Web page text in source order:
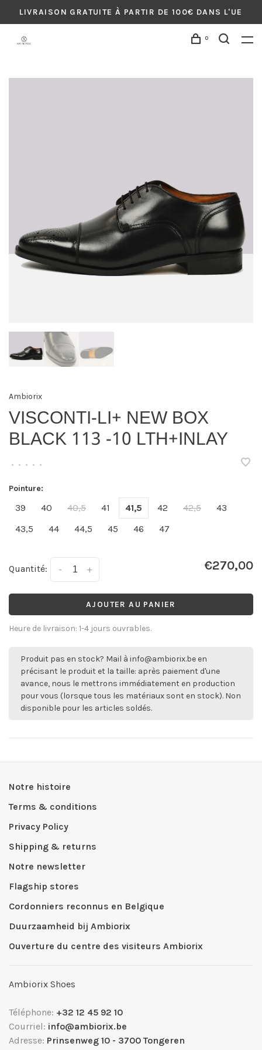
LIVRAISON GRATUITE À PARTIR DE 100€ DANS L'UE
0
Ambiorix
VISCONTI-LI+ NEW BOX
BLACK 113 -10 LTH+INLAY
• • • • •
Pointure:
39 40 40,5 41 41,5 42 42,5
43
43,5
44 44,5 45 46 47
Quantité: +
- €270,00
AJOUTER AU PANIER
Heure de livraison: 1-4 jours ouvrables.
Produit pas en stock? Mail à info@ambiorix.be en
précisant le produit et la taille: après paiement d'une
avance, nous le mettrons immédiatement en production
pour vous (lorsque tous les matériaux sont en stock). Non
disponible pour les articles soldés.
Notre histoire
Terms & conditions
Privacy Policy
Shipping & returns
Notre newsletter
Flagship stores
Cordonniers reconnus en Belgique
Duurzaamheid bij Ambiorix
Ouverture du centre des visiteurs Ambiorix
Ambiorix Shoes
Téléphone: +32 12 45 92 10
Courriel: info@ambiorix.be
Adresse: Prinsenweg 10 - 3700 Tongeren